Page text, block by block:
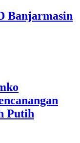
Banjarmasin
Putih